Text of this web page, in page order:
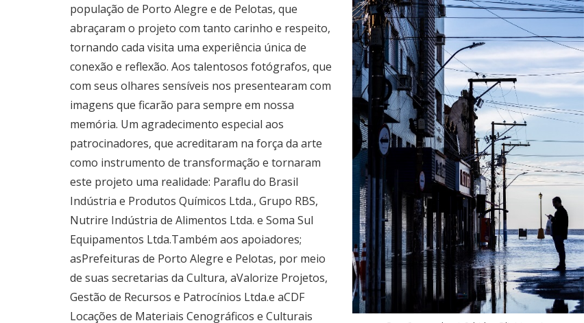
população de Porto Alegre e de Pelotas, que
abraçaram o projeto com tanto carinho e respeito,
tornando cada visita uma experiência única de
conexão e reflexão. Aos talentosos fotógrafos, que
com seus olhares sensíveis nos presentearam com
imagens que ficarão para sempre em nossa
memória. Um agradecimento especial aos
patrocinadores, que acreditaram na força da arte
como instrumento de transformação e tornaram
este projeto uma realidade: Paraflu do Brasil
Indústria e Produtos Químicos Ltda., Grupo RBS,
Nutrire Indústria de Alimentos Ltda. e Soma Sul
Equipamentos Ltda.Também aos apoiadores;
asPrefeituras de Porto Alegre e Pelotas, por meio
de suas secretarias da Cultura, aValorize Projetos,
Gestão de Recursos e Patrocínios Ltda.e aCDF
Locações de Materiais Cenográficos e Culturais